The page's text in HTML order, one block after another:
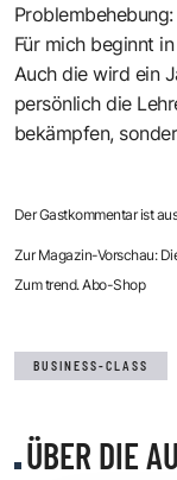
Problembehebung:
Für mich beginnt
Auch die wird ein
persönlich die
bekämpfen,
Der Gastkommentar ist
Zur Magazin-Vorschau:
Zum trend. Abo-Shop
BUSINESS-CLASS
ÜBER DIE